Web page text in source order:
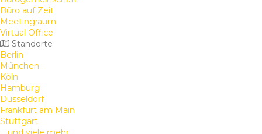
Büro auf Zeit
Meetingraum
Virtual Office
Standorte
Berlin
München
Köln
Hamburg
Düsseldorf
Frankfurt am Main
Stuttgart